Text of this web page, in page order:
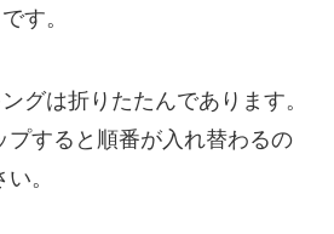
す。
グは折りたたんであります。
プすると順番が入れ替わるの
。